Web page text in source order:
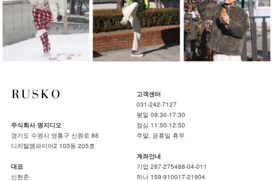
주식회사 명지디오
경기도 수원시 영통구 신원로 88
디지털엠파이어2 103동 205호
대표
신현준
고객센터
031-242-7127
평일 09:30-17:30
점심 11:50-12:50
주말, 공휴일 휴무
계좌안내
기업 287-275488-04-011
하나 159-910017-21904